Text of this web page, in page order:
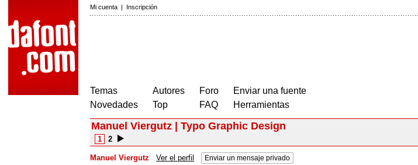
Mi cuenta | Inscripción
Temas
Novedades
Autores
Top
Foro
FAQ
Enviar una fuente
Herramientas
Manuel Viergutz | Typo Graphic Design
1 2
Manuel Viergutz Ver el perfil Enviar un mensaje privado